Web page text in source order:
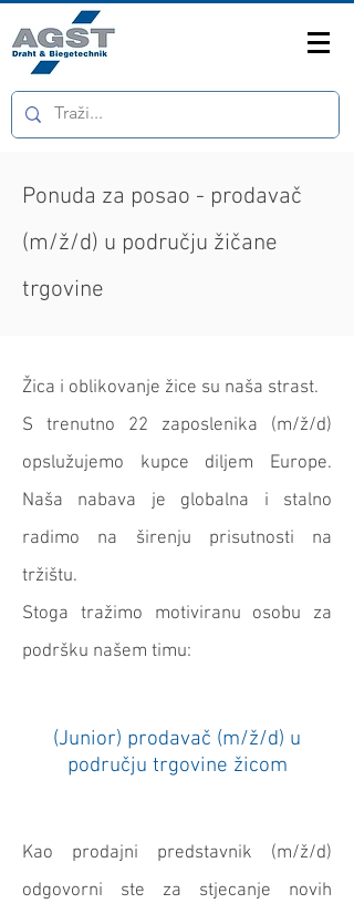
Ponuda za posao - prodavač
(m/ž/d) u području žičane
trgovine
Žica i oblikovanje žice su naša strast.
S trenutno 22 zaposlenika (m/ž/d)
opslužujemo kupce diljem Europe.
Naša nabava je globalna i stalno
radimo na širenju prisutnosti na
tržištu.
Stoga tražimo motiviranu osobu za
podršku našem timu:
(Junior) prodavač (m/ž/d) u
području trgovine žicom
Kao prodajni predstavnik (m/ž/d)
odgovorni ste za stjecanje novih